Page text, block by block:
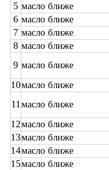
5 масло ближе
6 масло ближе
7 масло ближе
8 масло ближе
9 масло ближе
10масло ближе
11масло ближе
12масло ближе
13масло ближе
14масло ближе
15масло ближе